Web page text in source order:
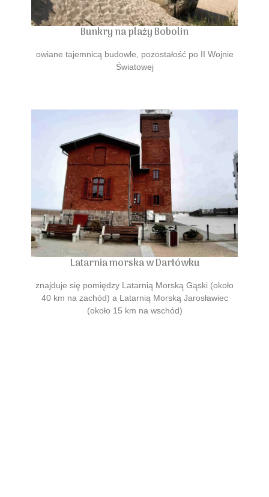
Bunkry na plaży Bobolin
owiane tajemnicą budowle, pozostałość po II Wojnie
Światowej
Latarnia morska w Darłówku
znajduje się pomiędzy Latarnią Morską Gąski (około
40 km na zachód) a Latarnią Morską Jarosławiec
(około 15 km na wschód)